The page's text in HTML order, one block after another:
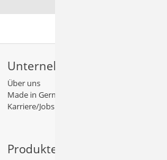
Unternehmen
Über uns
Made in Germany
Karriere/Jobs
Produkte